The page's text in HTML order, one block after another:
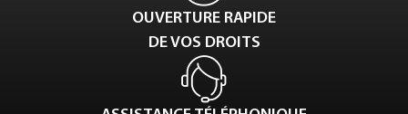
OUVERTURE RAPIDE
DE VOS DROITS